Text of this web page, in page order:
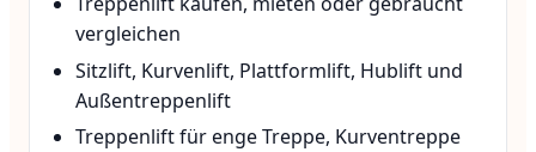
vergleichen
Sitzlift, Kurvenlift, Plattformlift, Hublift und
Außentreppenlift
Treppenlift für enge Treppe, Kurventreppe